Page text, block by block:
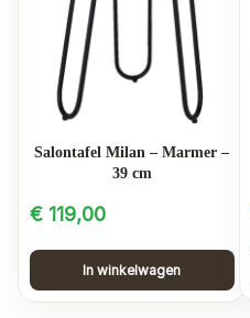
Salontafel Milan – Marmer –
39 cm
€ 119,00
In winkelwagen